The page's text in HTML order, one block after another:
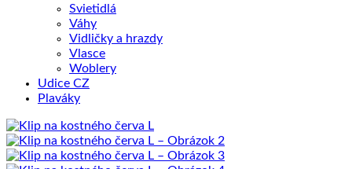
Svietidlá
Váhy
Vidličky a hrazdy
Vlasce
Woblery
Udice CZ
Plaváky